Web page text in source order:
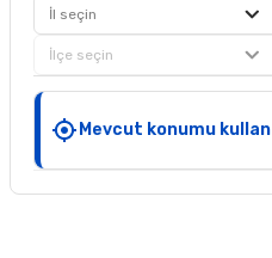
İl seçin
İlçe seçin
Mevcut konumu kullan